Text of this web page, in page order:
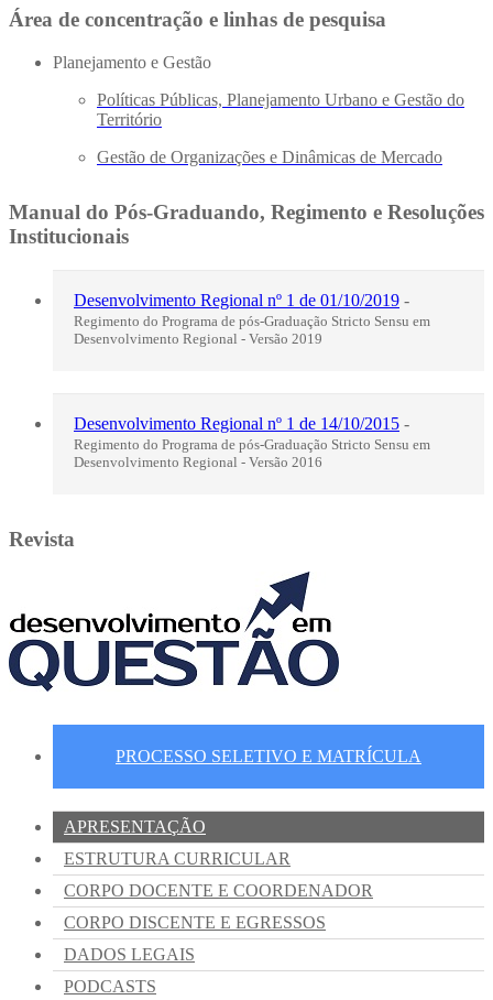
Área de concentração e linhas de pesquisa
Planejamento e Gestão
Políticas Públicas, Planejamento Urbano e Gestão do
Território
Gestão de Organizações e Dinâmicas de Mercado
Manual do Pós-Graduando, Regimento e Resoluções
Institucionais
Desenvolvimento Regional nº 1 de 01/10/2019 -
Regimento do Programa de pós-Graduação Stricto Sensu em
Desenvolvimento Regional - Versão 2019
Desenvolvimento Regional nº 1 de 14/10/2015 -
Regimento do Programa de pós-Graduação Stricto Sensu em
Desenvolvimento Regional - Versão 2016
Revista
PROCESSO SELETIVO E MATRÍCULA
APRESENTAÇÃO
ESTRUTURA CURRICULAR
CORPO DOCENTE E COORDENADOR
CORPO DISCENTE E EGRESSOS
DADOS LEGAIS
PODCASTS